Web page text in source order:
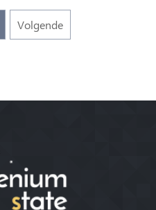
Volgende